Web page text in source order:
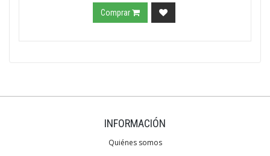
Comprar
INFORMACIÓN
Quiénes somos